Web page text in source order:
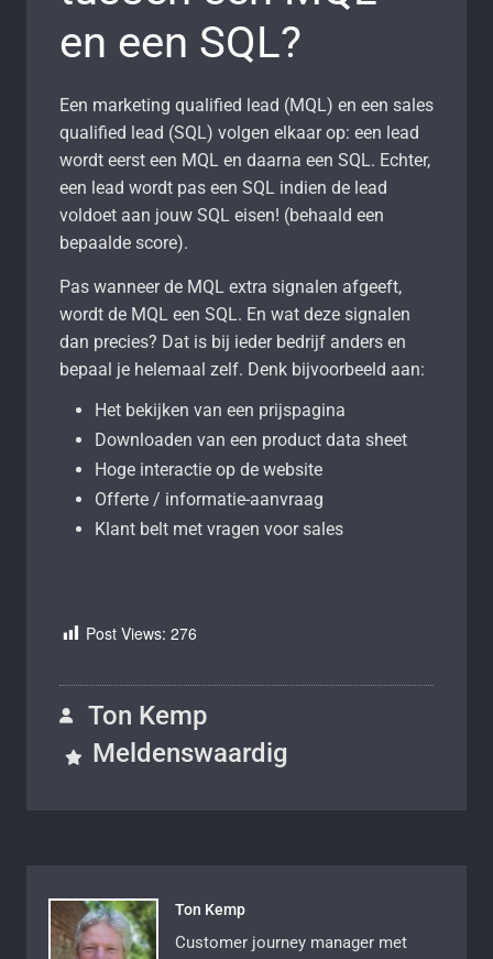
en een SQL?
Een marketing qualified lead (MQL) en een sales
qualified lead (SQL) volgen elkaar op: een lead
wordt eerst een MQL en daarna een SQL. Echter,
een lead wordt pas een SQL indien de lead
voldoet aan jouw SQL eisen! (behaald een
bepaalde score).
Pas wanneer de MQL extra signalen afgeeft,
wordt de MQL een SQL. En wat deze signalen
dan precies? Dat is bij ieder bedrijf anders en
bepaal je helemaal zelf. Denk bijvoorbeeld aan:
Het bekijken van een prijspagina
Downloaden van een product data sheet
Hoge interactie op de website
Offerte / informatie-aanvraag
Klant belt met vragen voor sales
Post Views: 276
Ton Kemp
Meldenswaardig
Ton Kemp
Customer journey manager met